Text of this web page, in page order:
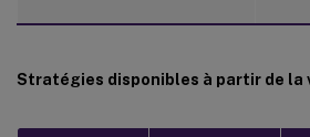
Stratégies disponibles à partir de la